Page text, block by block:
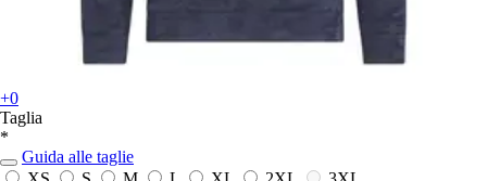
+0
Taglia
*
Guida alle taglie